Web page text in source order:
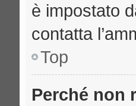
è impostato
contatta
Top
Perché non